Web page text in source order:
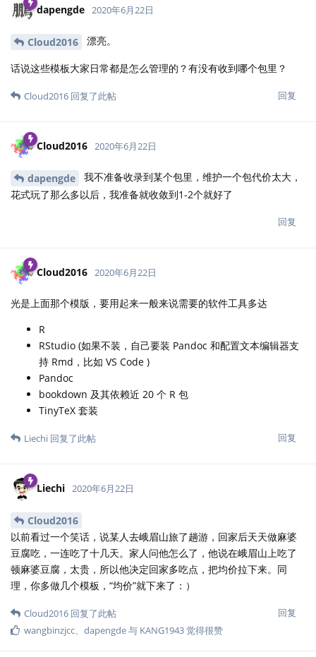
dapengde 2020年6月22日
Cloud2016 漂亮。
话说这些模板大家日常都是怎么管理的？有没有收到哪个包里？
回复
Cloud2016 回复了此帖
Cloud2016 2020年6月22日
dapengde
我不准备收录到某个包里，维护一个包代价太大，
花式玩了那么多以后，我准备就收敛到1-2个就好了
回复
Cloud2016 2020年6月22日
光是上面那个模版，要用起来一般来说需要的软件工具多达
R
RStudio (如果不装，自己要装 Pandoc 和配置文本编辑器支
持 Rmd，比如 VS Code )
Pandoc
bookdown 及其依赖近 20 个 R 包
TinyTeX 套装
回复
Liechi 回复了此帖
Liechi 2020年6月22日
Cloud2016
以前看过一个笑话，说某人去峨眉山旅了趟游，回家后天天做麻婆
豆腐吃，一连吃了十几天。家人问他怎么了，他说在峨眉山上吃了
顿麻婆豆腐，太贵，所以他决定回家多吃点，把均价拉下来。同
理，你多做几个模板，“均价”就下来了：）
回复
Cloud2016 回复了此帖
wangbinzjcc、 dapengde与 KANG1943觉得很赞